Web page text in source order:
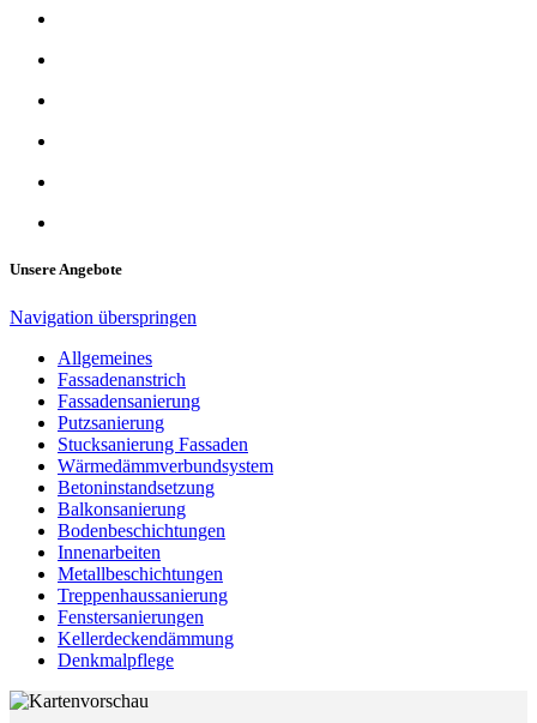
Unsere Angebote
Navigation überspringen
Allgemeines
Fassadenanstrich
Fassadensanierung
Putzsanierung
Stucksanierung Fassaden
Wärmedämmverbundsystem
Betoninstandsetzung
Balkonsanierung
Bodenbeschichtungen
Innenarbeiten
Metallbeschichtungen
Treppenhaussanierung
Fenstersanierungen
Kellerdeckendämmung
Denkmalpflege